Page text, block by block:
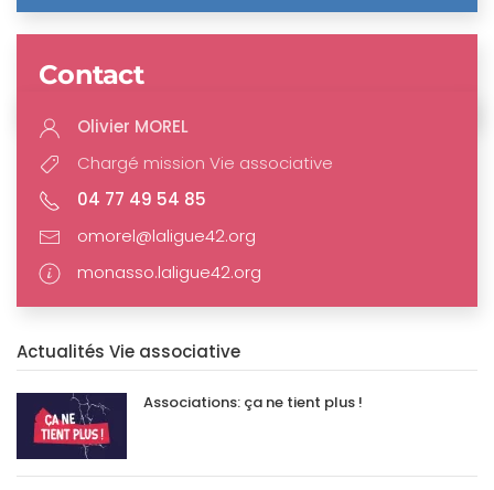
Contact
Olivier MOREL
Chargé mission Vie associative
04 77 49 54 85
omorel@laligue42.org
monasso.laligue42.org
Actualités Vie associative
Associations: ça ne tient plus !